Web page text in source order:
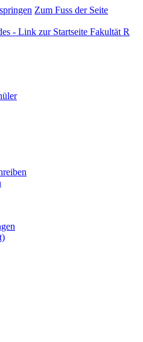
Zum Fuss der Seite
Fakultät R